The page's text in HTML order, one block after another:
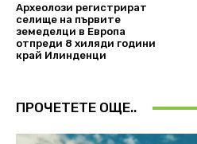
Археолози регистрират
селище на първите
земеделци в Европа
отпреди 8 хиляди години
край Илинденци
ПРОЧЕТЕТЕ ОЩЕ..